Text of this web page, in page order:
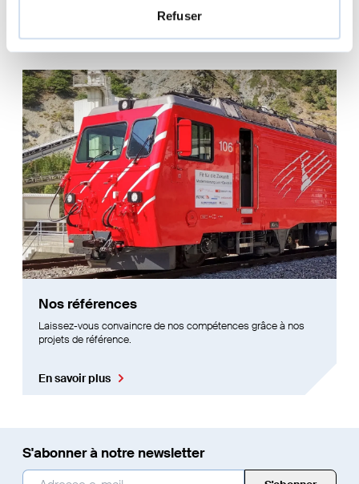
Refuser
Nos références
Laissez-vous convaincre de nos compétences grâce à nos
projets de référence.
En savoir plus
S'abonner à notre newsletter
Adresse e-mail